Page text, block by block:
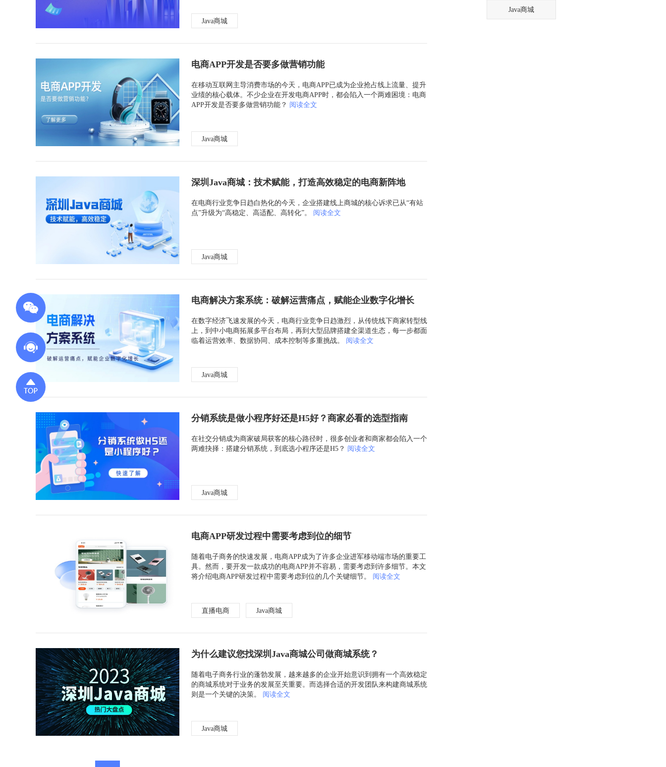
Java商城
电商APP开发是否要多做营销功能
在移动互联网主导消费市场的今天，电商APP已成为企业抢占线上流量、提升
业绩的核心载体。不少企业在开发电商APP时，都会陷入一个两难困境：电商
APP开发是否要多做营销功能？ 阅读全文
Java商城
深圳Java商城：技术赋能，打造高效稳定的电商新阵地
在电商行业竞争日趋白热化的今天，企业搭建线上商城的核心诉求已从“有站
点”升级为“高稳定、高适配、高转化”。 阅读全文
Java商城
电商解决方案系统：破解运营痛点，赋能企业数字化增长
在数字经济飞速发展的今天，电商行业竞争日趋激烈，从传统线下商家转型线
上，到中小电商拓展多平台布局，再到大型品牌搭建全渠道生态，每一步都面
临着运营效率、数据协同、成本控制等多重挑战。 阅读全文
Java商城
分销系统是做小程序好还是H5好？商家必看的选型指南
在社交分销成为商家破局获客的核心路径时，很多创业者和商家都会陷入一个
两难抉择：搭建分销系统，到底选小程序还是H5？ 阅读全文
Java商城
电商APP研发过程中需要考虑到位的细节
随着电子商务的快速发展，电商APP成为了许多企业进军移动端市场的重要工
具。然而，要开发一款成功的电商APP并不容易，需要考虑到许多细节。本文
将介绍电商APP研发过程中需要考虑到位的几个关键细节。 阅读全文
直播电商 Java商城
为什么建议您找深圳Java商城公司做商城系统？
随着电子商务行业的蓬勃发展，越来越多的企业开始意识到拥有一个高效稳定
的商城系统对于业务的发展至关重要。而选择合适的开发团队来构建商城系统
则是一个关键的决策。 阅读全文
Java商城
Java商城